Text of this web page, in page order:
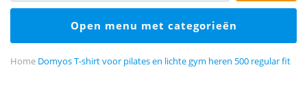
open menu met categorieën
Home Domyos T-shirt voor pilates en lichte gym heren 500 regular fit